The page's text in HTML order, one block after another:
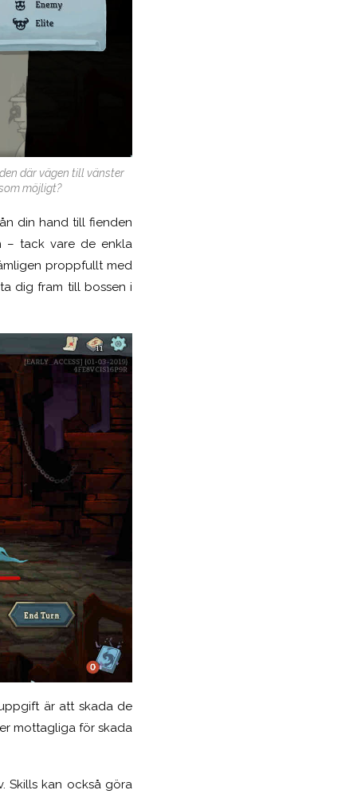
där vägen till vänster
möjligt?
din hand till fienden
– tack vare de enkla
proppfullt med
dig fram till bossen i
är att skada de
mottagliga för skada
Skills kan också göra